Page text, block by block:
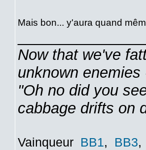
Mais bon... y'aura quand
Now that we've
unknown
"Oh no did you
cabbage drifts on
Vainqueur BB1, BB3,